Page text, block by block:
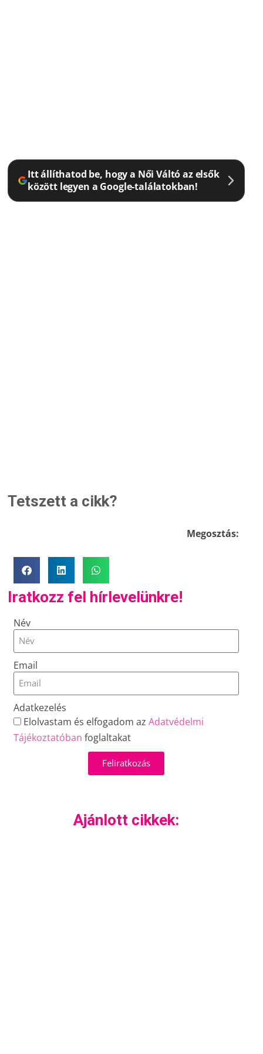
Itt állíthatod be, hogy a Női Váltó az elsők
között legyen a Google-találatokban!
Tetszett a cikk?
Megosztás:
Iratkozz fel hírlevelünkre!
Név
Email
Adatkezelés
Elolvastam és elfogadom azAdatvédelmi
Tájékoztatóban foglaltakat
Feliratkozás
Ajánlott cikkek: